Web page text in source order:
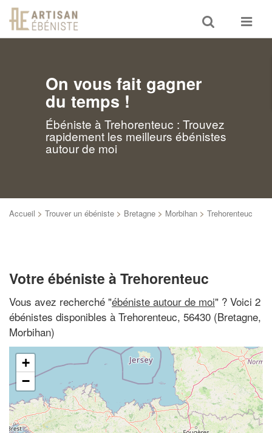
Toggle
search
Toggle
On vous fait gagner
du temps !
Ébéniste à Trehorenteuc : Trouvez
rapidement les meilleurs ébénistes
autour de moi
Accueil > Trouver un ébéniste > Bretagne > Morbihan > Trehorenteuc
Votre ébéniste à Trehorenteuc
Vous avez recherché "ébéniste autour de moi" ? Voici 2
ébénistes disponibles à Trehorenteuc, 56430 (Bretagne,
Morbihan)
+
−